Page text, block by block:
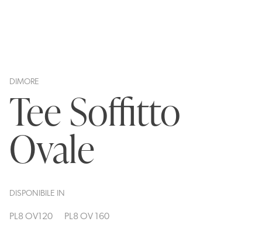
DIMORE
Tee Soffitto
Ovale
DISPONIBILE IN
PL8 OV120 PL8 OV 160